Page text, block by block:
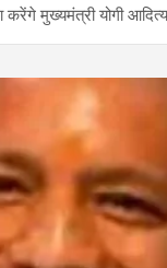
करेंगे मुख्‍यमंत्री योगी